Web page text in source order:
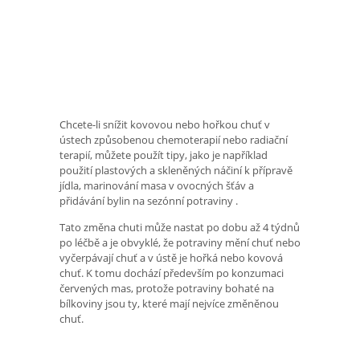
Chcete-li snížit kovovou nebo hořkou chuť v
ústech způsobenou chemoterapií nebo radiační
terapií, můžete použít tipy, jako je například
použití plastových a skleněných náčiní k přípravě
jídla, marinování masa v ovocných šťáv a
přidávání bylin na sezónní potraviny .
Tato změna chuti může nastat po dobu až 4 týdnů
po léčbě a je obvyklé, že potraviny mění chuť nebo
vyčerpávají chuť a v ústě je hořká nebo kovová
chuť. K tomu dochází především po konzumaci
červených mas, protože potraviny bohaté na
bílkoviny jsou ty, které mají nejvíce změněnou
chuť.